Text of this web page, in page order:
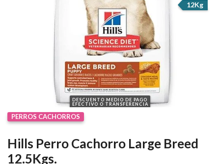
DESCUENTO MEDIO DE PAGO
EFECTIVO O TRANSFERENCIA
12Kg
PERROS CACHORROS
Hills Perro Cachorro Large Breed
12.5Kgs.